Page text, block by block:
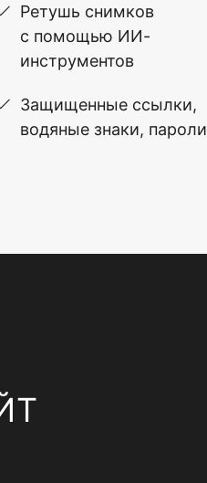
Ретушь снимков
с помощью ИИ-
инструментов
Защищенные ссылки,
водяные знаки, пароли